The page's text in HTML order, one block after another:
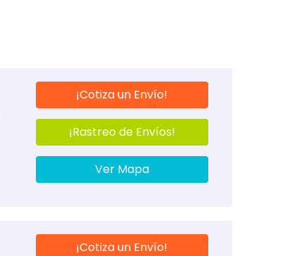
¡Cotiza un Envío!
¡Rastreo de Envíos!
Ver Mapa
¡Cotiza un Envío!